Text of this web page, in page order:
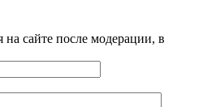
сайте после модерации, в